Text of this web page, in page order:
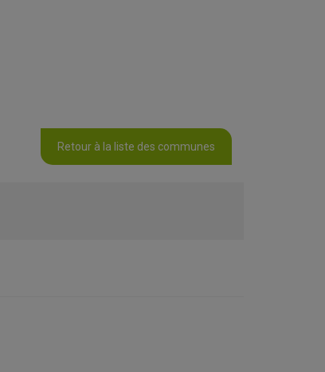
Retour à la liste des communes